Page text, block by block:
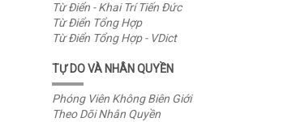
Từ Điển - Khai Trí Tiến Đức
Từ Điển Tổng Hợp
Từ Điển Tổng Hợp - VDict
TỰ DO VÀ NHÂN QUYỀN
Phóng Viên Không Biên Giới
Theo Dõi Nhân Quyền